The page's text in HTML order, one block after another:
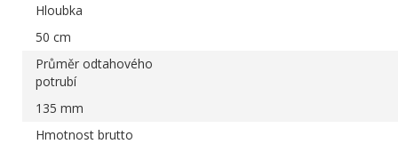
Hloubka
50 cm
Průměr odtahového
potrubí
135 mm
Hmotnost brutto